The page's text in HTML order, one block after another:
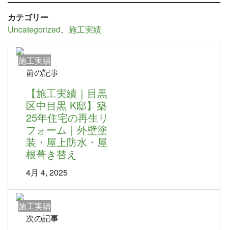
カテゴリー
Uncategorized、 施工実績
施工実績
前の記事
【施工実績｜目黒
区中目黒 K邸】築
25年住宅の再生リ
フォーム｜外壁塗
装・屋上防水・屋
根葺き替え
4月 4, 2025
施工実績
次の記事